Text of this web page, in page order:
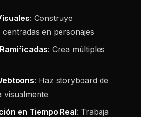
: Construye
centradas en personajes
: Crea múltiples
: Haz storyboard de
visualmente
en Tiempo Real: Trabaja